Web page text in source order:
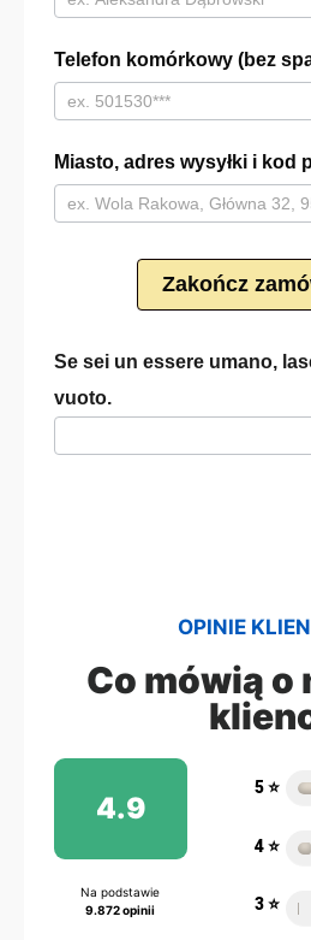
GNPROMOx
Telefon komórkowy (bez
Miasto, adres wysyłki i kod
Zakończ
Se sei un essere umano,
vuoto.
OPINIE
Co mówią o
4.9
Na podstawie
9.872 opinii
5 ⭐️
4 ⭐️
3 ⭐️